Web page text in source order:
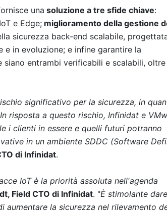
una soluzione a tre sfide chiave:
e Edge; miglioramento della gestione
sicurezza back-end scalabile,
in evoluzione; e infine garantire la
siano entrambi verificabili e scalabili,
significativo per la sicurezza, in
risposta a questo rischio, Infinidat e
i clienti in essere e quelli futuri potranno
in un ambiente SDDC (Software
di Infinidat.
IoT è la priorità assoluta nell'agenda
Field CTO di Infinidat. "È stimolante
aumentare la sicurezza nel rilevamento